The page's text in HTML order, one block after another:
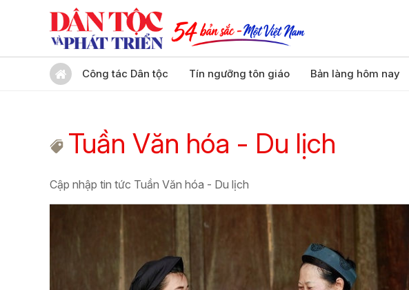
Công tác Dân tộc Tín ngưỡng tôn giáo Bản làng hôm nay
Tuần Văn hóa - Du lịch
Cập nhập tin tức Tuần Văn hóa - Du lịch